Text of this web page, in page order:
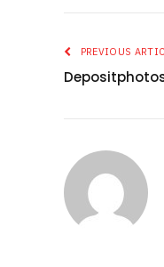
PREVIOUS